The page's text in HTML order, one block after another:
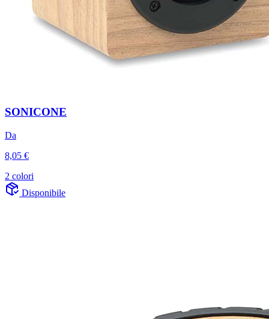
SONICONE
Da
8,05 €
2 colori
Disponibile